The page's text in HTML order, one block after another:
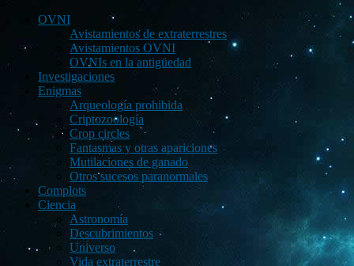
OVNI
Avistamientos de extraterrestres
Avistamientos OVNI
OVNIs en la antigüedad
Investigaciones
Enigmas
Arqueología prohibida
Criptozoología
Crop circles
Fantasmas y otras apariciones
Mutilaciones de ganado
Otros sucesos paranormales
Complots
Ciencia
Astronomía
Descubrimientos
Universo
Vida extraterrestre